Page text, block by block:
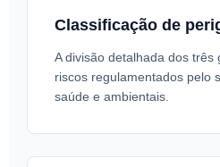
Classificação de
A divisão detalhada dos três
riscos regulamentados pelo
saúde e ambientais.